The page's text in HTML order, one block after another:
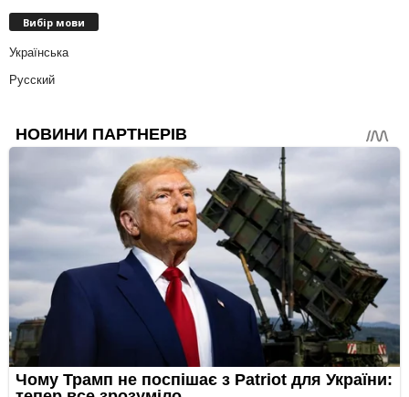
Вибір мови
Українська
Русский